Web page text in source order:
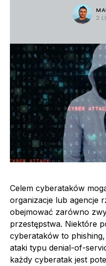
2
Celem cyberataków
organizacje lub agencje
obejmować zarówno
przestępstwa. Niektóre
cyberataków to
ataki typu denial-of-
każdy cyberatak jest